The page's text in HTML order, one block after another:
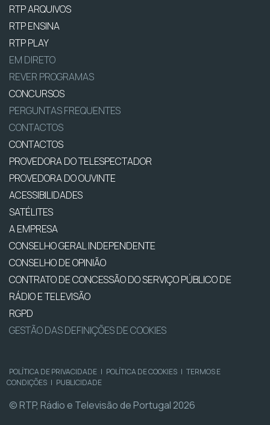
RTP ARQUIVOS
RTP ENSINA
RTP PLAY
EM DIRETO
REVER PROGRAMAS
CONCURSOS
PERGUNTAS FREQUENTES
CONTACTOS
CONTACTOS
PROVEDORA DO TELESPECTADOR
PROVEDORA DO OUVINTE
ACESSIBILIDADES
SATÉLITES
A EMPRESA
CONSELHO GERAL INDEPENDENTE
CONSELHO DE OPINIÃO
CONTRATO DE CONCESSÃO DO SERVIÇO PÚBLICO DE
RÁDIO E TELEVISÃO
RGPD
GESTÃO DAS DEFINIÇÕES DE COOKIES
POLÍTICA DE PRIVACIDADE | POLÍTICA DE COOKIES | TERMOS E
CONDIÇÕES | PUBLICIDADE
© RTP, Rádio e Televisão de Portugal 2026